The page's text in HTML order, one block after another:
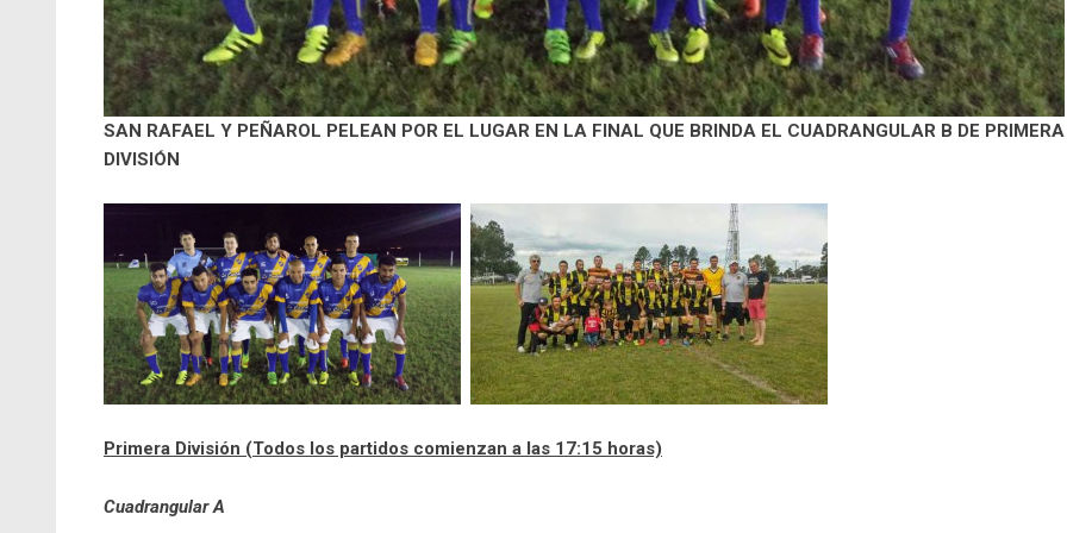
SAN RAFAEL Y PEÑAROL PELEAN POR EL LUGAR EN LA FINAL QUE BRINDA EL CUADRANGULAR B DE PRIMERA
DIVISIÓN
Primera División (Todos los partidos comienzan a las 17:15 horas)
Cuadrangular A